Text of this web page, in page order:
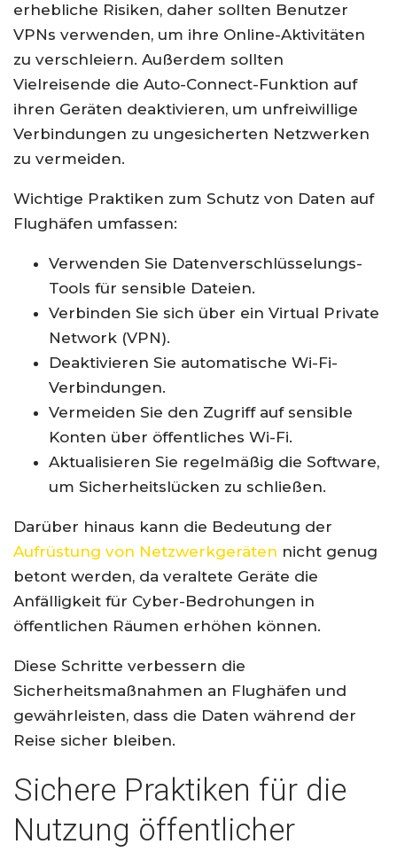
erhebliche Risiken, daher sollten Benutzer
VPNs verwenden, um ihre Online-Aktivitäten
zu verschleiern. Außerdem sollten
Vielreisende die Auto-Connect-Funktion auf
ihren Geräten deaktivieren, um unfreiwillige
Verbindungen zu ungesicherten Netzwerken
zu vermeiden.
Wichtige Praktiken zum Schutz von Daten auf
Flughäfen umfassen:
Verwenden Sie Datenverschlüsselungs-
Tools für sensible Dateien.
Verbinden Sie sich über ein Virtual Private
Network (VPN).
Deaktivieren Sie automatische Wi-Fi-
Verbindungen.
Vermeiden Sie den Zugriff auf sensible
Konten über öffentliches Wi-Fi.
Aktualisieren Sie regelmäßig die Software,
um Sicherheitslücken zu schließen.
Darüber hinaus kann die Bedeutung der
Aufrüstung von Netzwerkgeräten nicht genug
betont werden, da veraltete Geräte die
Anfälligkeit für Cyber-Bedrohungen in
öffentlichen Räumen erhöhen können.
Diese Schritte verbessern die
Sicherheitsmaßnahmen an Flughäfen und
gewährleisten, dass die Daten während der
Reise sicher bleiben.
Sichere Praktiken für die
Nutzung öffentlicher